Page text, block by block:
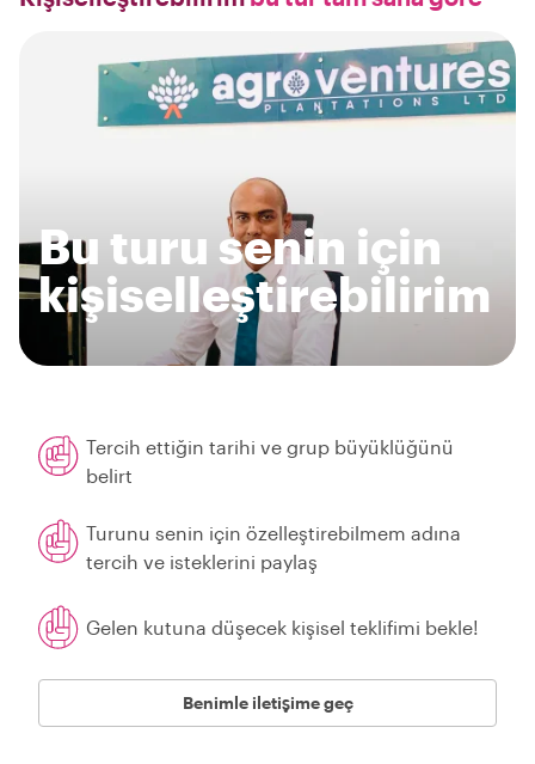
Bu turu senin için
kişiselleştirebilirim
Tercih ettiğin tarihi ve grup büyüklüğünü
belirt
Turunu senin için özelleştirebilmem adına
tercih ve isteklerini paylaş
Gelen kutuna düşecek kişisel teklifimi bekle!
Benimle iletişime geç